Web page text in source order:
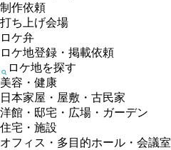
制作依頼
打ち上げ会場
ロケ弁
ロケ地登録・掲載依頼
ロケ地を探す
美容・健康
日本家屋・屋敷・古民家
洋館・邸宅・広場・ガーデン
住宅・施設
オフィス・多目的ホール・会議室